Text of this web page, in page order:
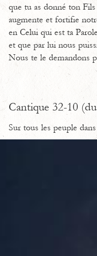
que tu as donné ton
augmente et fortifie
en Celui qui est ta
et que par lui nous
Nous te le demandons
Cantique 32-10
Sur tous les peuple